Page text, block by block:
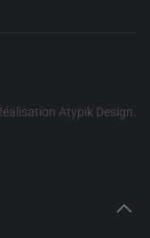
Atypik Design